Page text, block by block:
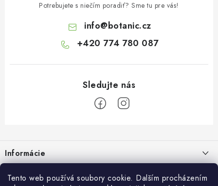
Tento web používá soubory cookie. Dalším procházením
Potrebujete s niečím poradiť? Sme tu pre vás!
info@botanic.cz
+420 774 780 087
p
ä
Informácie
O Botanicu